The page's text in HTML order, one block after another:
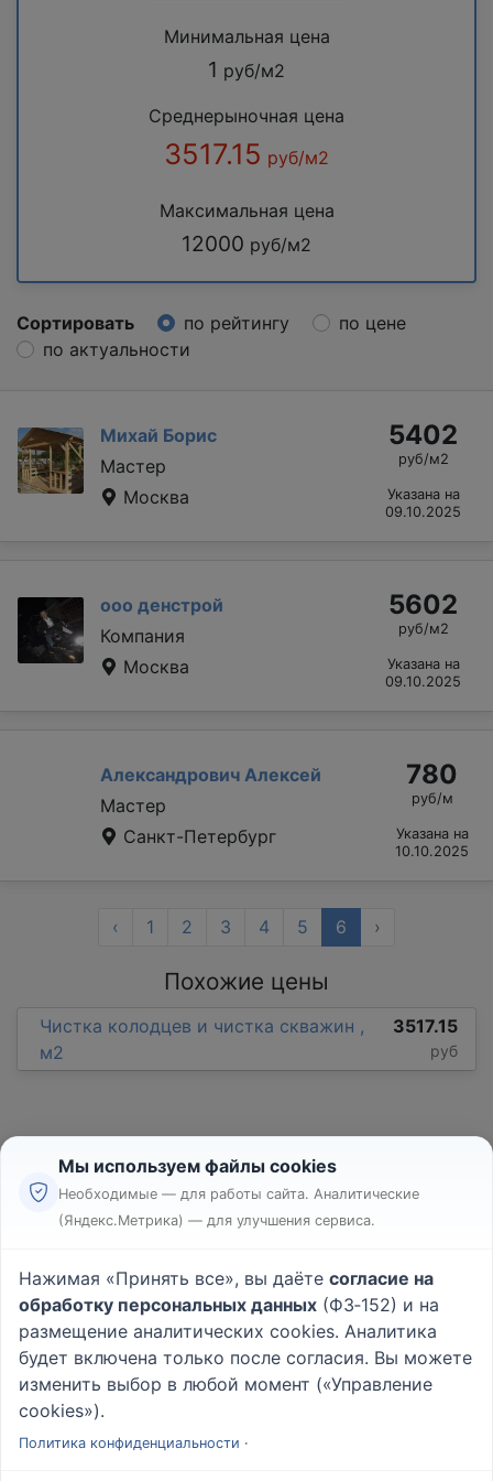
Минимальная цена
1 руб/м2
Среднерыночная цена
3517.15 руб/м2
Максимальная цена
12000 руб/м2
Сортировать по рейтингу
по цене
по актуальности
Михай Борис
Мастер
Москва
5402
руб/м2
Указана на
09.10.2025
ооо денстрой
Компания
Москва
5602
руб/м2
Указана на
09.10.2025
Александрович Алексей
Мастер
Санкт-Петербург
780
руб/м
Указана на
10.10.2025
‹ 1 2 3 4 5 6 ›
Похожие цены
Чистка колодцев и чистка скважин ,
м2
3517.15
руб
Реклама
Пользовательское соглашение
Политика конфиденциальности
Вопрос - Ответ|О проекте
Мы используем файлы cookies
Необходимые — для работы сайта. Аналитические
(Яндекс.Метрика) — для улучшения сервиса.
Нажимая «Принять все», вы даёте согласие на
обработку персональных данных (ФЗ‑152) и на
размещение аналитических cookies. Аналитика
будет включена только после согласия. Вы можете
изменить выбор в любой момент («Управление
cookies»).
Политика конфиденциальности ·